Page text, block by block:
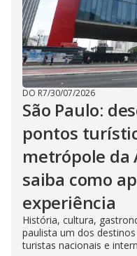
DO R7/30/07/2026
São Paulo:
pontos
metrópole da
saiba como
experiência
História, cultura,
paulista um dos
turistas nacionais e